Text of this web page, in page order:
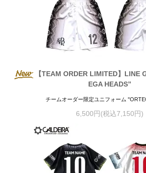
【TEAM ORDER LIMITED】LINE
EGA HEADS”
チームオーダー限定ユニフォーム
6,500円(税込7,150円)